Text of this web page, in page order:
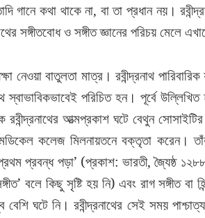
গানে কথা থাকে না, বা তা প্রধান নয়।
সঙ্গীতবোধ ও সঙ্গীত জ্ঞানের পরিচয় মেলে
নেওয়া বাতুলতা মাত্র। রবীন্দ্রনাথ
স্বাভাবিকভাবেই পরিচিত হন। পূর্বে
রবীন্দ্রনাথের আত্মপ্রকাশ ঘটে বেথুন
কলেজ মিলনায়তনে বক্তৃতা করেন। তাঁর
প্রবন্ধ পড়া’ (প্রকাশ: ভারতী, জ্যৈষ্ঠ
বলে কিছু সৃষ্টি হয় নি) এবং রাগ সঙ্গীত বা
ঘটে নি। রবীন্দ্রনাথের সেই সময়